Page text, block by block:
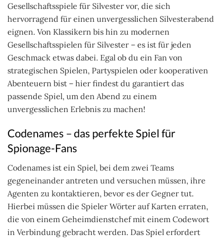
Gesellschaftsspiele für Silvester vor, die sich
hervorragend für einen unvergesslichen Silvesterabend
eignen. Von Klassikern bis hin zu modernen
Gesellschaftsspielen für Silvester – es ist für jeden
Geschmack etwas dabei. Egal ob du ein Fan von
strategischen Spielen, Partyspielen oder kooperativen
Abenteuern bist – hier findest du garantiert das
passende Spiel, um den Abend zu einem
unvergesslichen Erlebnis zu machen!
Codenames – das perfekte Spiel für
Spionage-Fans
Codenames ist ein Spiel, bei dem zwei Teams
gegeneinander antreten und versuchen müssen, ihre
Agenten zu kontaktieren, bevor es der Gegner tut.
Hierbei müssen die Spieler Wörter auf Karten erraten,
die von einem Geheimdienstchef mit einem Codewort
in Verbindung gebracht werden. Das Spiel erfordert